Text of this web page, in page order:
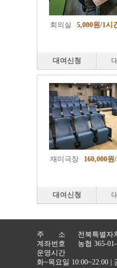
회의실 5,000원/1시
대여신청
재미극장 160,000원
대여신청
주 소 전북특별자
계좌번호
농협 365-
운영시간
화~목요일 10:00~22:00 |